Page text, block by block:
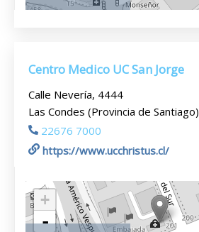
Centro Medico UC San Jorge
Calle Nevería, 4444
Las Condes (Provincia de Santiago)
22676 7000
https://www.ucchristus.cl/
+
-